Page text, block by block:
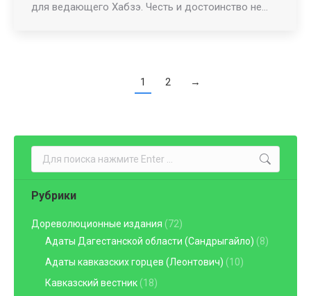
для ведающего Хабзэ. Честь и достоинство не…
1 2 →
Поиск:
Рубрики
Дореволюционные издания (72)
Адаты Дагестанской области (Сандрыгайло) (8)
Адаты кавказских горцев (Леонтович) (10)
Кавказский вестник (18)